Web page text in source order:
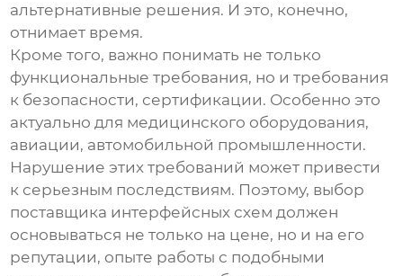
альтернативные решения. И это, конечно,
отнимает время.
Кроме того, важно понимать не только
функциональные требования, но и требования
к безопасности, сертификации. Особенно это
актуально для медицинского оборудования,
авиации, автомобильной промышленности.
Нарушение этих требований может привести
к серьезным последствиям. Поэтому, выбор
поставщика интерфейсных схем должен
основываться не только на цене, но и на его
репутации, опыте работы с подобными